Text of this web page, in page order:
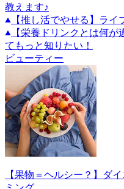
教えます♪
【推し活でやせる】ライ
【栄養ドリンクとは何
てもっと知りたい！
ビューティー
【果物＝ヘルシー？】ダ